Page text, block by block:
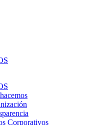
Corporativos